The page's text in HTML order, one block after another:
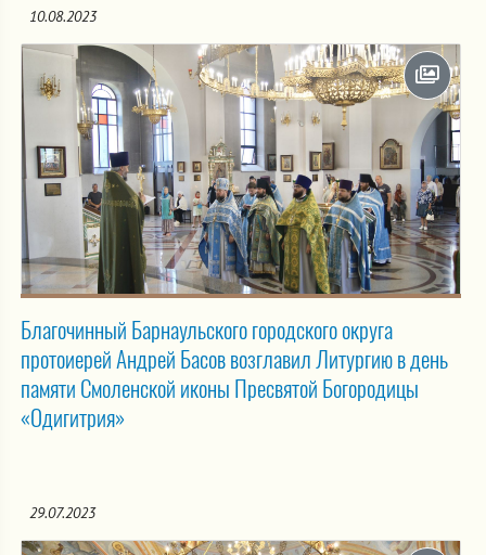
10.08.2023
Благочинный Барнаульского городского округа
протоиерей Андрей Басов возглавил Литургию в день
памяти Смоленской иконы Пресвятой Богородицы
«Одигитрия»
29.07.2023